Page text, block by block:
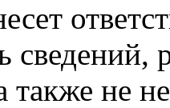
также не